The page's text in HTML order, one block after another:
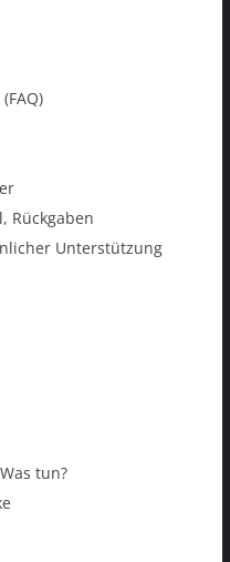
Rückgaben
Unterstützung
tun?